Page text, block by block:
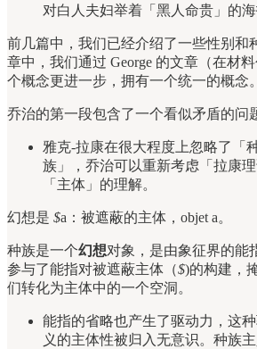
对白人夫妇举着「黑人命贵」的
前几篇中，我们已经介绍了一些性别和
章中，我们通过 George 的文章（在材
个概念更进一步，拥有一个统一的概念。
乔治的第一段包含了一个看似矛盾的问
雅克-拉康在很大程度上忽略了「
族」，乔治可以重新考虑「拉康
「主体」的理解。
幻想是 $a：被遮蔽的主体，objet a。
种族是一个幻想对象，是由象征界的能
参与了能指对被遮蔽主体（$)的构建，
们转化为主体中的一个空洞。
能指的省略也产生了驱动力，这
义的主体性被归入无意识。种族